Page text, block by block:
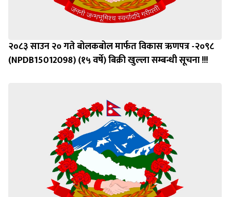
२०८३ साउन २० गते बोलकबोल मार्फत विकास ऋणपत्र -२०९८
(NPDB15012098) (१५ वर्षे) बिक्री खुल्ला सम्बन्धी सूचना !!!